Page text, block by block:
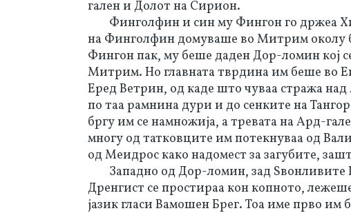
гален и Долот на Сирион.
Финголфин и син му Фингон го држеа
на Финголфин домуваше во Митрим околу
Фингон пак, му беше даден Дор-ломин кој
Митрим. Но главната тврдина им беше во
Еред Ветрин, од каде што чуваа стража
по таа рамнина дури и до сенките на
бргу им се намножија, а тревата на Ард-
многу од татковците им потекнуваа од
од Меидрос како надомест за загубите,
Западно од Дор-ломин, зад
Дренгист се простираа кон копното,
јазик гласи Вамошен Брег. Тоа име прво им